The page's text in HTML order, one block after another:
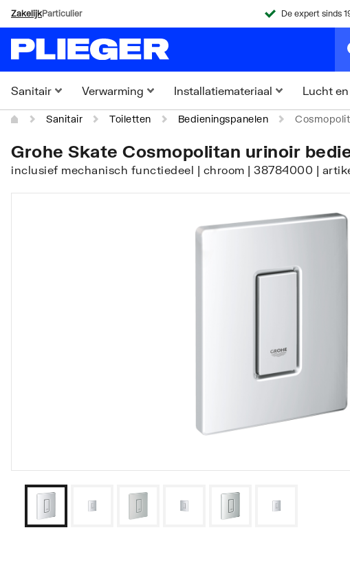
ZakelijkParticulier De expert sinds
Sanitair Verwarming Installatiemateriaal Lucht
Sanitair Toiletten Bedieningspanelen
Grohe Skate Cosmopolitan urinoir
inclusief mechanisch functiedeel | chroom | 38784000 |